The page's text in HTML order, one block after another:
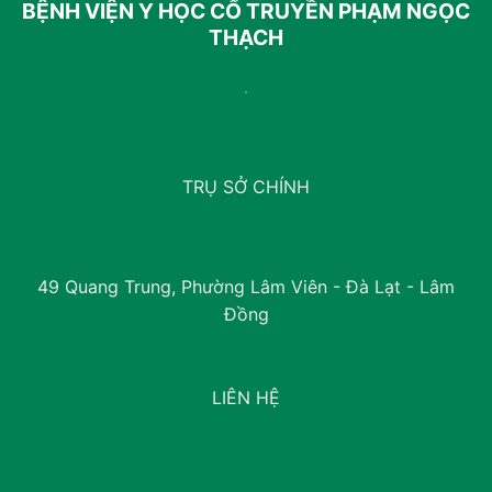
BỆNH VIỆN Y HỌC CỔ TRUYỀN PHẠM NGỌC
THẠCH
TRỤ SỞ CHÍNH
49 Quang Trung, Phường Lâm Viên - Đà Lạt - Lâm
Đồng
LIÊN HỆ